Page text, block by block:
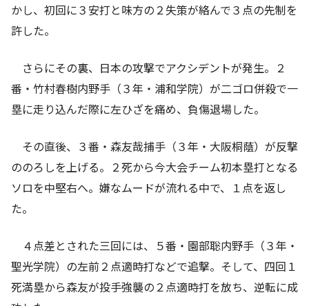
かし、初回に３安打と味方の２失策が絡んで３点の先制を
許した。
さらにその裏、日本の攻撃でアクシデントが発生。２
番・竹村春樹内野手（３年・浦和学院）が二ゴロ併殺で一
塁に走り込んだ際に左ひざを痛め、負傷退場した。
その直後、３番・森友哉捕手（３年・大阪桐蔭）が反撃
ののろしを上げる。２死から今大会チーム初本塁打となる
ソロを中堅右へ。嫌なムードが流れる中で、１点を返し
た。
４点差とされた三回には、５番・園部聡内野手（３年・
聖光学院）の左前２点適時打などで追撃。そして、四回１
死満塁から森友が投手強襲の２点適時打を放ち、逆転に成